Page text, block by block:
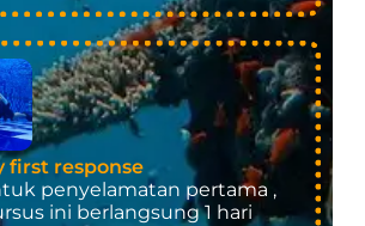
first response
penyelamatan pertama ,
ini berlangsung 1 hari